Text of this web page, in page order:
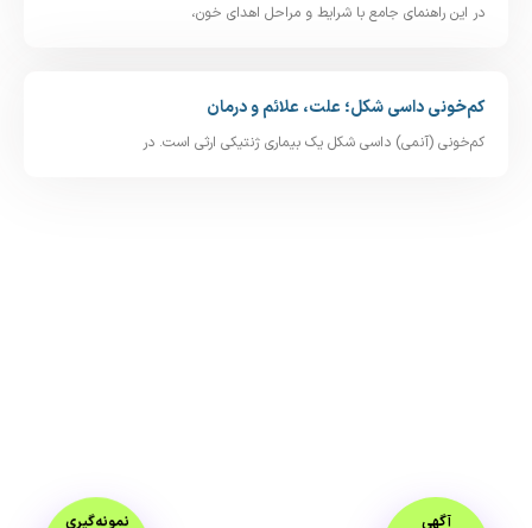
در این راهنمای جامع با شرایط و مراحل اهدای خون،
کم‌خونی داسی‌ شکل؛ علت، علائم و درمان
کم‌خونی (آنمی) داسی‌ شکل یک بیماری ژنتیکی ارثی است. در